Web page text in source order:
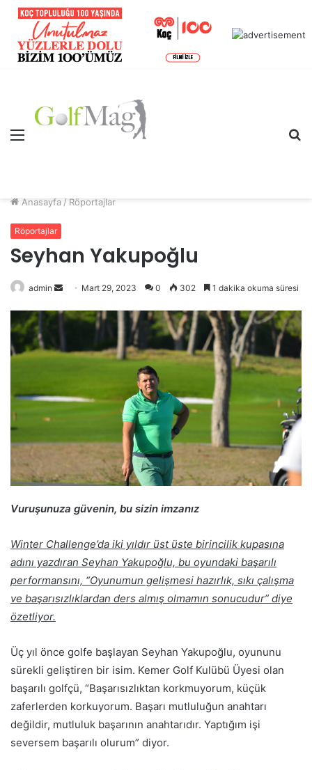
Menü
Anasayfa / Röportajlar
Röportajlar
Seyhan Yakupoğlu
admin
Bir
posta
Mart 29, 2023 0 302 1 dakika okuma süresi
Vuruşunuza güvenin, bu sizin imzanız
Winter Challenge’da iki yıldır üst üste birincilik kupasına
adını yazdıran Seyhan Yakupoğlu, bu oyundaki başarılı
performansını, “Oyunumun gelişmesi hazırlık, sıkı çalışma
ve başarısızlıklardan ders almış olmamın sonucudur” diye
özetliyor.
Üç yıl önce golfe başlayan Seyhan Yakupoğlu, oyununu
sürekli geliştiren bir isim. Kemer Golf Kulübü Üyesi olan
başarılı golfçü, “Başarısızlıktan korkmuyorum, küçük
zaferlerden korkuyorum. Başarı mutluluğun anahtarı
değildir, mutluluk başarının anahtarıdır. Yaptığım işi
seversem başarılı olurum” diyor.